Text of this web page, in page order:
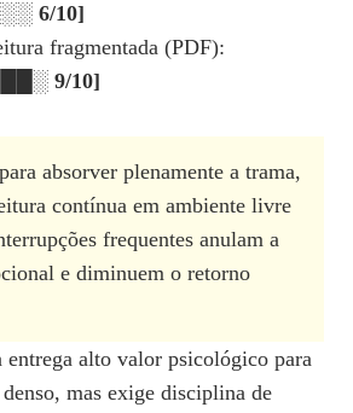
6/10]
fragmentada (PDF):
9/10]
para absorver plenamente a trama,
contínua em ambiente livre
frequentes anulam a
e diminuem o retorno
entrega alto valor psicológico para
mas exige disciplina de